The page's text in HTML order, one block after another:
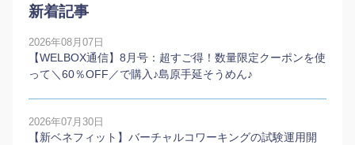
新着記事
2026年08月07日
【WELBOX通信】8月号：超すご得！数量限定クーポンを使
って＼60％OFF／で購入♪島原手延そうめん♪
2026年07月30日
【新ベネフィット】バーチャルコワーキングの試験運用開